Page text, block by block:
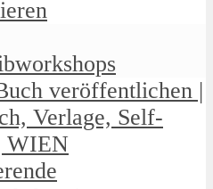
veröffentlichen |
Verlage, Self-
WIEN